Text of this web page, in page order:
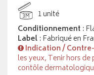
3M
1 unité
Conditionnement :
Label: Fabriqué en
Indication /
les yeux, Tenir hors
contôle